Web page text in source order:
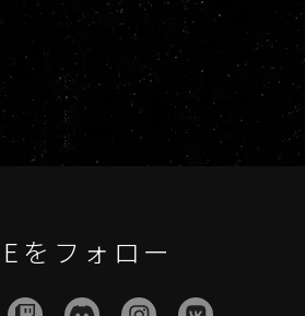
をフォロー